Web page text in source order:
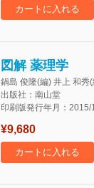
カートに入れる
図解 薬理学
鍋島 俊隆(編) 井上 和秀
出版社：南山堂
印刷版発行年月：2015/
¥9,680
カートに入れる